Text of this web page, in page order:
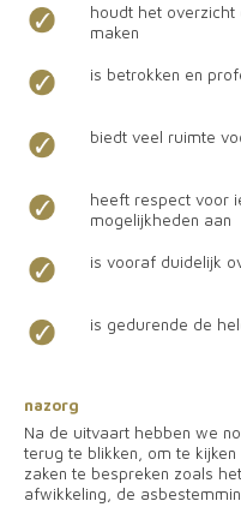
houdt het
maken
is betrokken en
biedt veel ruimte
heeft respect voor
mogelijkheden aan
is vooraf duidelijk
is gedurende de
nazorg
Na de uitvaart hebben we
terug te blikken, om te
zaken te bespreken zoals
afwikkeling, de